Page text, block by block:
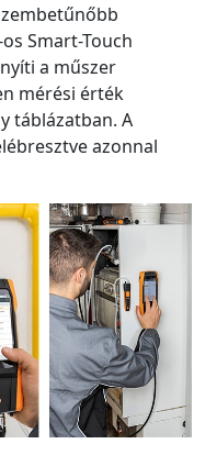
Smart-Touch
a műszer
mérési érték
táblázatban. A
azonnal